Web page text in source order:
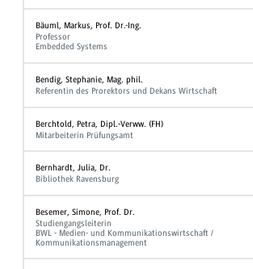
Bäuml, Markus, Prof. Dr.-Ing.
Professor
Embedded Systems
Bendig, Stephanie, Mag. phil.
Referentin des Prorektors und Dekans Wirtschaft
Berchtold, Petra, Dipl.-Verww. (FH)
Mitarbeiterin Prüfungsamt
Bernhardt, Julia, Dr.
Bibliothek Ravensburg
Besemer, Simone, Prof. Dr.
Studiengangsleiterin
BWL - Medien- und Kommunikationswirtschaft /
Kommunikationsmanagement